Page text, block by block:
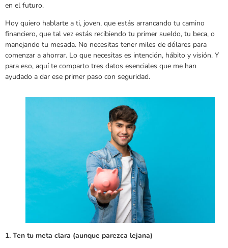
en el futuro.
Hoy quiero hablarte a ti, joven, que estás arrancando tu camino
financiero, que tal vez estás recibiendo tu primer sueldo, tu beca, o
manejando tu mesada. No necesitas tener miles de dólares para
comenzar a ahorrar. Lo que necesitas es intención, hábito y visión. Y
para eso, aquí te comparto tres datos esenciales que me han
ayudado a dar ese primer paso con seguridad.
1. Ten tu meta clara (aunque parezca lejana)